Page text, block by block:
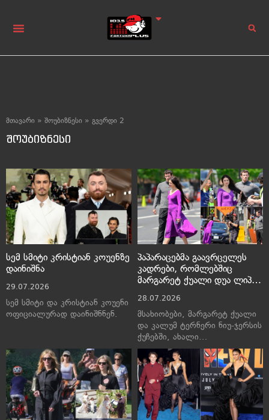
მთავარი » შოუბიზნესი » გვერდი 2
შოუბიზნესი
სემ სმიტი კრისტიან კოუენზე
დაინიშნა
29.07.2026
სემ სმიტი და კრისტიან კოუენი
ოფიციალურად დაინიშნნენ.
პაპარაცებმა გაავრცელეს
კადრები, რომლებშიც
მარგარეტ ქუალი დუა ლიპას
უყვირის
28.07.2026
მსახიობები, მარგარეტ ქუალი
და კალუმ ტერნერი ნიუ-ჯერსის
ქუჩებში, ახალი
ფსიქოლოგიური ჰორორის,
Possession გადასაღებ
მოედანზე დააფიქსირეს.
პაპარაცულ კადრებში, ისინი
საკმაოდ ემოციურ და მძიმე
სცენას თამაშობენ.